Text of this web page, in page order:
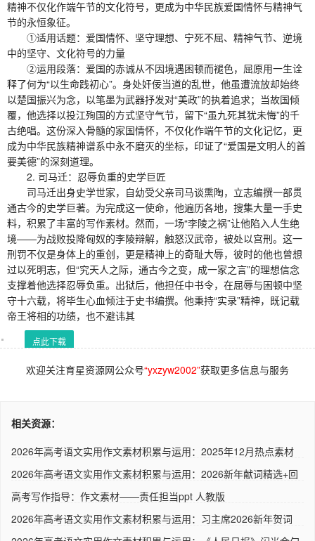
精神不仅化作端午节的文化符号，更成为中华民族爱国情怀与精神气
节的永恒象征。
①适用话题：爱国情怀、坚守理想、宁死不屈、精神气节、逆境
中的坚守、文化符号的力量
②运用段落：爱国的赤诚从不因境遇困顿而褪色，屈原用一生诠
释了何为“以生命践初心”。身处奸佞当道的乱世，他虽遭流放却始终
以楚国振兴为念，以笔墨为武器抒发对“美政”的执着追求；当故国倾
覆，他选择以投江殉国的方式坚守气节，留下“虽九死其犹未悔”的千
古绝唱。这份深入骨髓的家国情怀，不仅化作端午节的文化记忆，更
成为中华民族精神谱系中永不磨灭的坐标，印证了“爱国是文明人的首
要美德”的深刻道理。
2. 司马迁：忍辱负重的史学巨匠
司马迁出身史学世家，自幼受父亲司马谈熏陶，立志编撰一部贯
通古今的史学巨著。为完成这一使命，他遍历各地，搜集大量一手史
料，积累了丰富的写作素材。然而，一场“李陵之祸”让他陷入人生绝
境——为战败投降匈奴的李陵辩解，触怒汉武帝，被处以宫刑。这一
刑罚不仅是身体上的重创，更是精神上的奇耻大辱，彼时的他也曾想
过以死明志，但“究天人之际，通古今之变，成一家之言”的理想信念
支撑着他选择忍辱负重。出狱后，他担任中书令，在屈辱与困顿中坚
守十六载，将毕生心血倾注于史书编撰。他秉持“实录”精神，既记载
帝王将相的功绩，也不避讳其
点此下载
欢迎关注育星资源网公众号“yxzyw2002”获取更多信息与服务
相关资源：
2026年高考语文实用作文素材积累与运用：2025年12月热点素材
2026年高考语文实用作文素材积累与运用：2026新年献词精选+回
高考写作指导：作文素材——责任担当ppt 人教版
2026年高考语文实用作文素材积累与运用：习主席2026新年贺词